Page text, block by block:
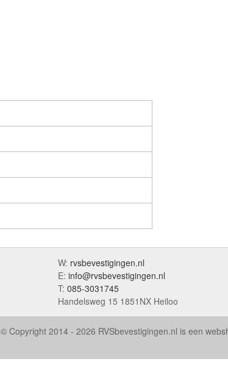
W: rvsbevestigingen.nl
E: info@rvsbevestigingen.nl
T: 085-3031745
Handelsweg 15 1851NX Heiloo
© Copyright 2014 - 2026 RVSbevestigingen.nl is een